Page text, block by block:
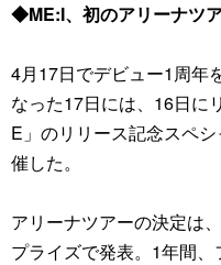
◆ME:I、初のアリーナツ
4月17日でデビュー1周年
なった17日には、16日に
E」のリリース記念スペ
催した。
アリーナツアーの決定は
プライズで発表。1年間